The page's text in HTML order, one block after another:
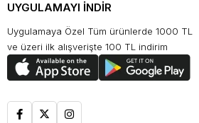
UYGULAMAYI İNDİR
Uygulamaya Özel Tüm ürünlerde 1000 TL
ve üzeri ilk alışverişte 100 TL indirim